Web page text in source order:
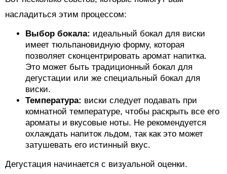
насладиться этим процессом:
Выбор бокала: идеальный бокал для виски
имеет тюльпановидную форму, которая
позволяет сконцентрировать аромат напитка.
Это может быть традиционный бокал для
дегустации или же специальный бокал для
виски.
Температура: виски следует подавать при
комнатной температуре, чтобы раскрыть все его
ароматы и вкусовые ноты. Не рекомендуется
охлаждать напиток льдом, так как это может
затушевать его истинный вкус.
Дегустация начинается с визуальной оценки.